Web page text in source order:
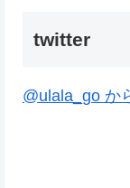
twitter
@ulala_go か